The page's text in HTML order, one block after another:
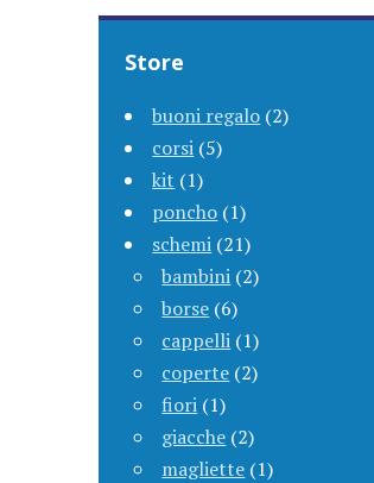
Store
buoni regalo (2)
corsi (5)
kit (1)
poncho (1)
schemi (21)
bambini (2)
borse (6)
cappelli (1)
coperte (2)
fiori (1)
giacche (2)
magliette (1)